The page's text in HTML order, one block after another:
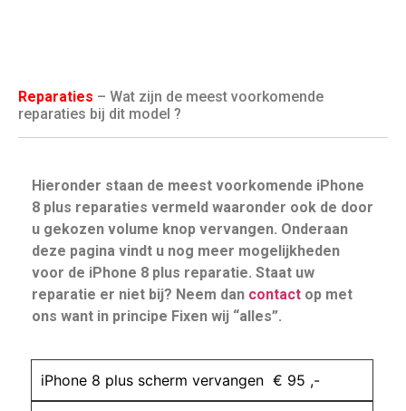
Reparaties – Wat zijn de meest voorkomende
reparaties bij dit model ?
Hieronder staan de meest voorkomende iPhone
8 plus reparaties vermeld waaronder ook de door
u gekozen volume knop vervangen. Onderaan
deze pagina vindt u nog meer mogelijkheden
voor de iPhone 8 plus reparatie. Staat uw
reparatie er niet bij? Neem dan contact op met
ons want in principe Fixen wij “alles”.
iPhone 8 plus scherm vervangen € 95 ,-